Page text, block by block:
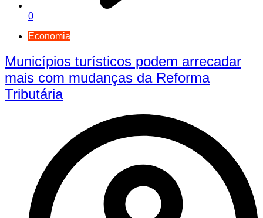
0
Economia
Municípios turísticos podem arrecadar
mais com mudanças da Reforma
Tributária